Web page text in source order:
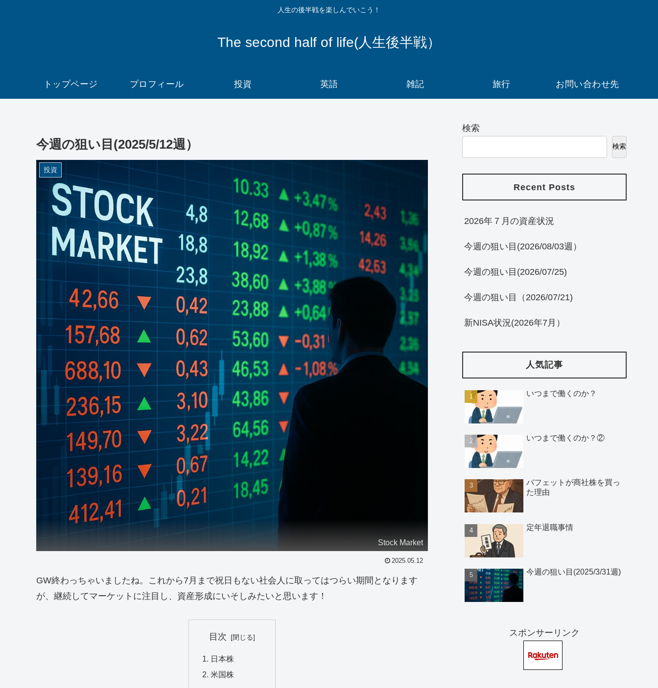
人生の後半戦を楽しんでいこう！
The second half of life(人生後半戦）
トップページ プロフィール 投資 英語 雑記 旅行 お問い合わせ先
今週の狙い目(2025/5/12週）
投資
Stock Market
2025.05.12
GW終わっちゃいましたね。これから7月まで祝日もない社会人に取ってはつらい期間となります
が、継続してマーケットに注目し、資産形成にいそしみたいと思います！
目次
日本株
米国株
検索
検索
Recent Posts
2026年７月の資産状況
今週の狙い目(2026/08/03週）
今週の狙い目(2026/07/25)
今週の狙い目（2026/07/21)
新NISA状況(2026年7月）
人気記事
いつまで働くのか？
いつまで働くのか？②
バフェットが商社株を買っ
た理由
定年退職事情
今週の狙い目(2025/3/31週)
スポンサーリンク